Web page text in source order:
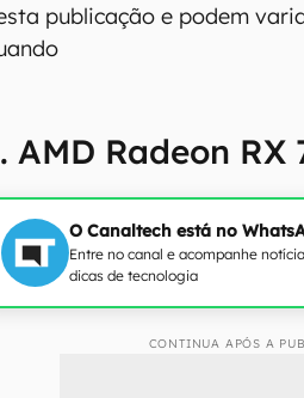
publicação e podem
AMD Radeon RX
O Canaltech está no
Entre no canal e acompanhe
dicas de tecnologia
CONTINUA APÓS A